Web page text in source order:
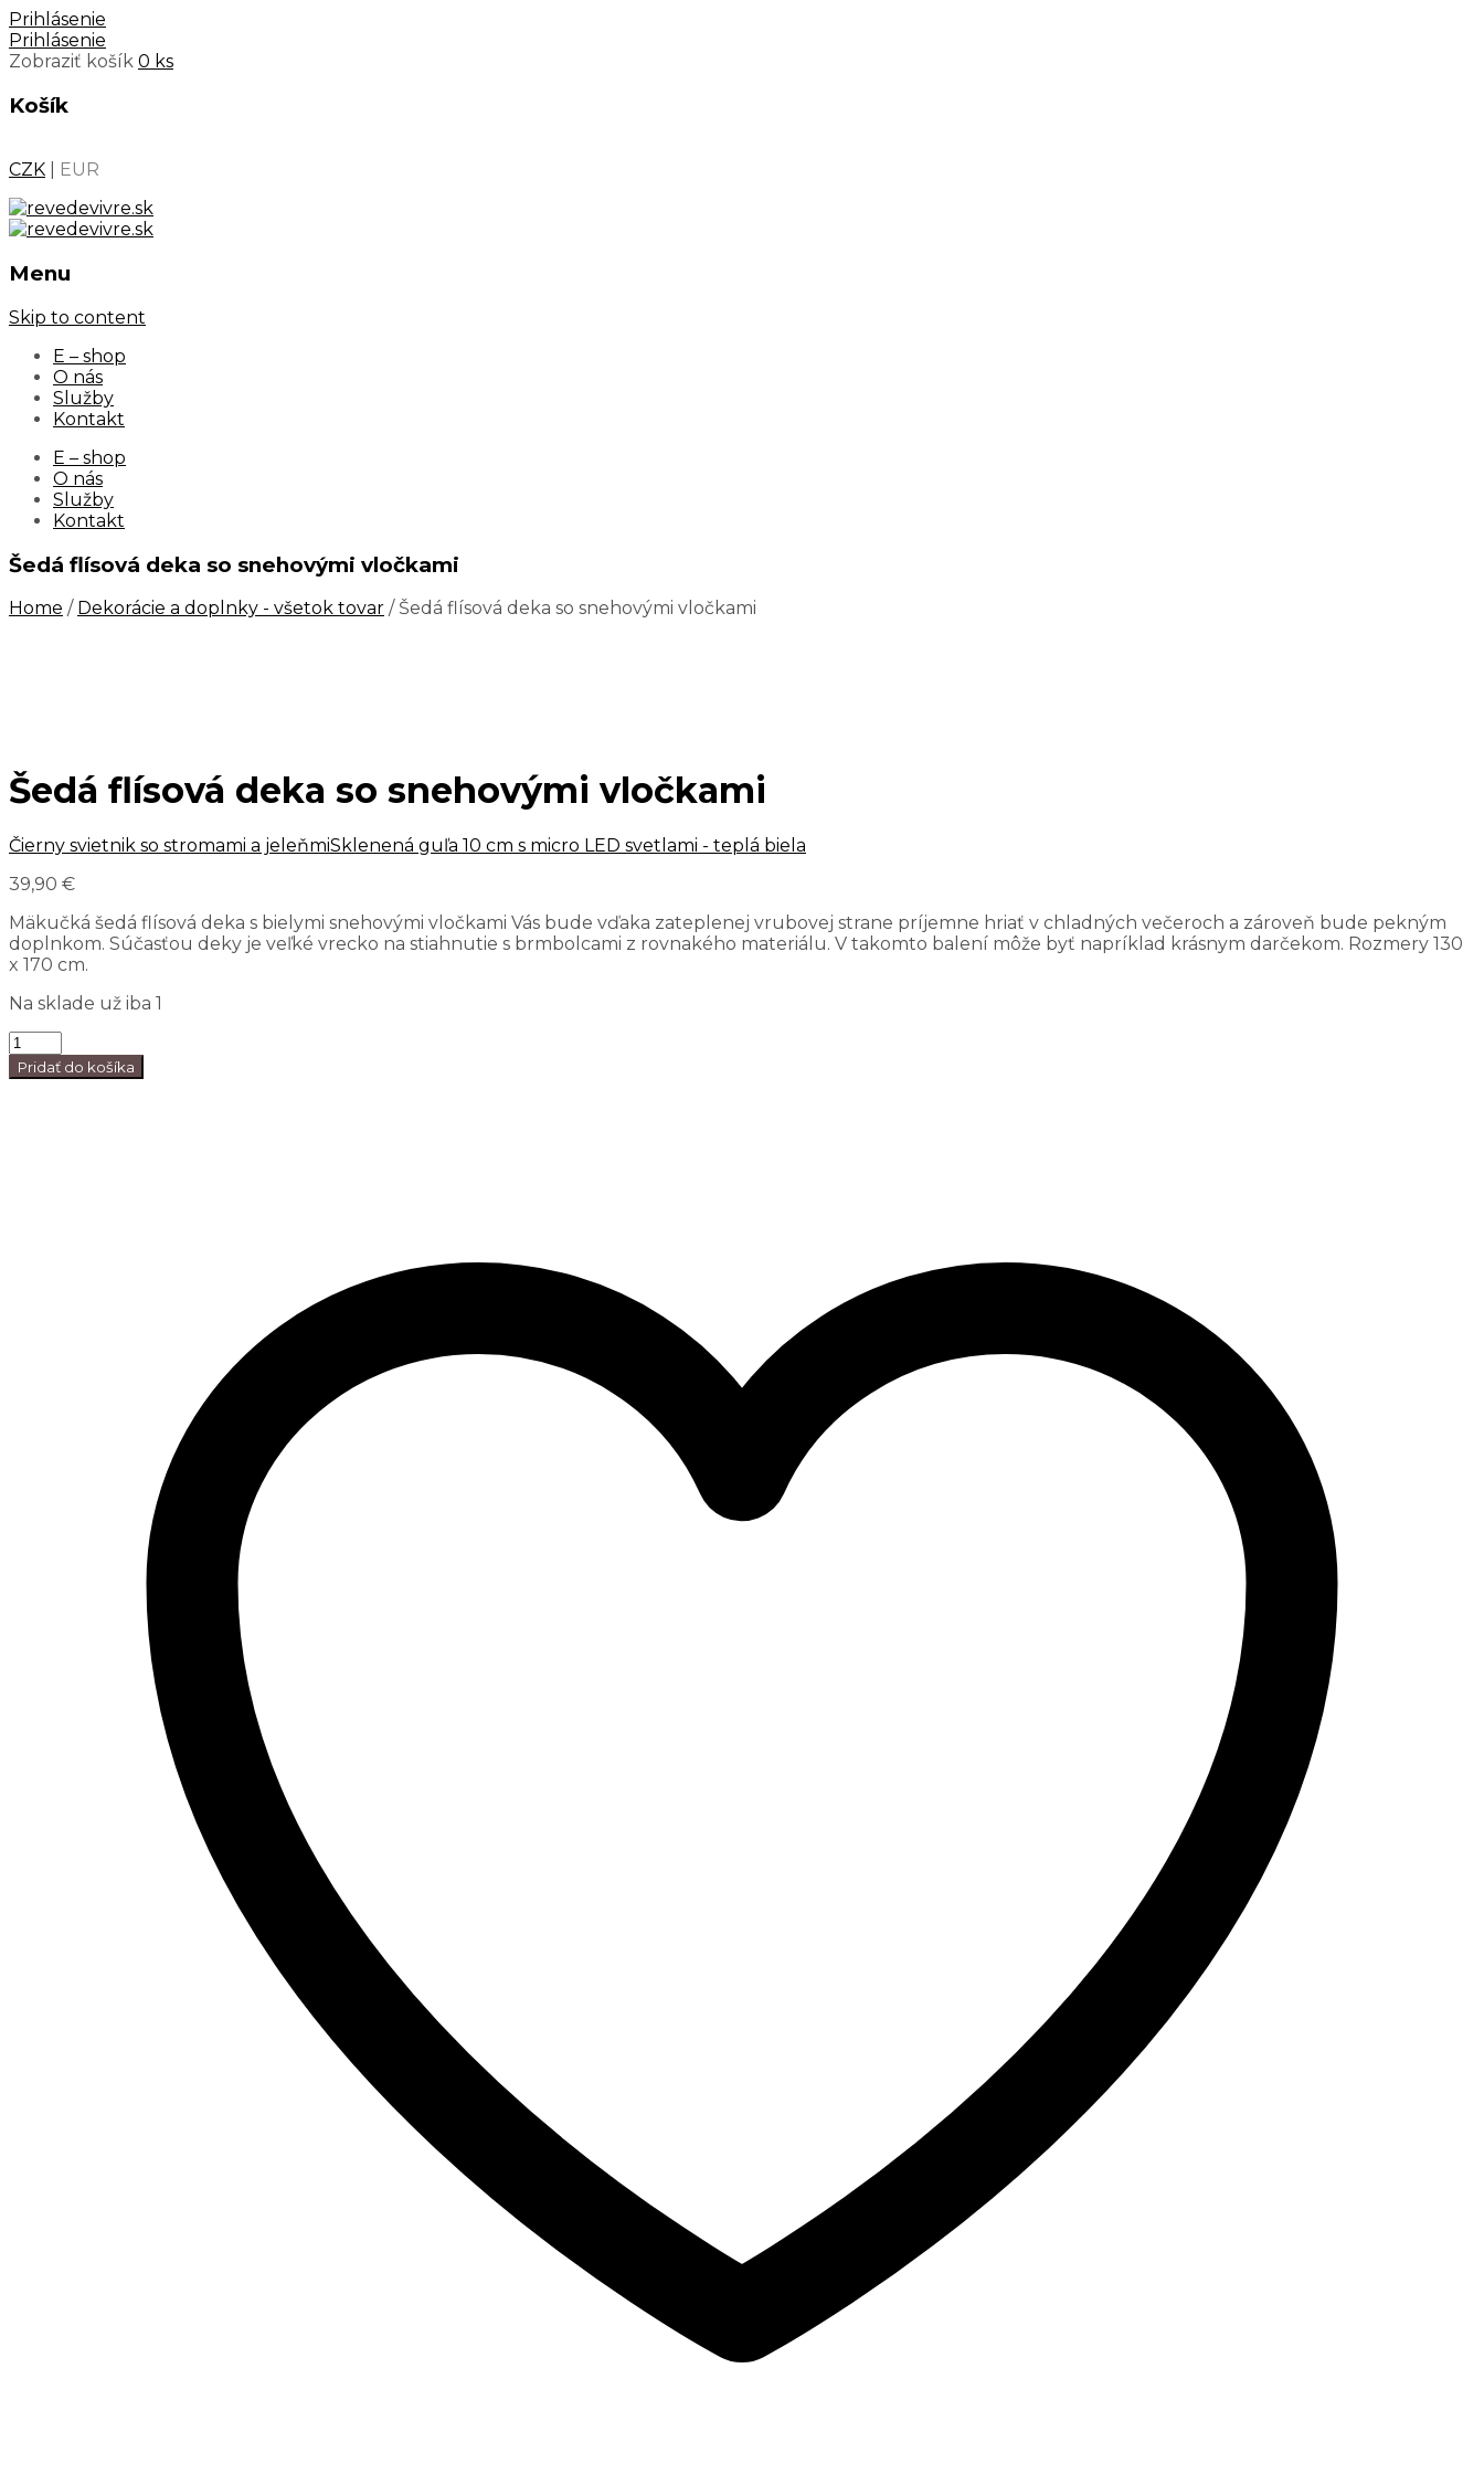
Prihlásenie
Prihlásenie
Zobraziť košík 0 ks
Košík
CZK EUR
Menu
Skip to content
E – shop
O nás
Služby
Kontakt
E – shop
O nás
Služby
Kontakt
Šedá flísová deka so snehovými vločkami
Home / Dekorácie a doplnky - všetok tovar / Šedá flísová deka so snehovými vločkami
Šedá flísová deka so snehovými vločkami
Čierny svietnik so stromami a jeleňmiSklenená guľa 10 cm s micro LED svetlami - teplá biela
39,90 €
Mäkučká šedá flísová deka s bielymi snehovými vločkami Vás bude vďaka zateplenej vrubovej strane príjemne hriať v chladných večeroch a zároveň bude pekným
doplnkom. Súčasťou deky je veľké vrecko na stiahnutie s brmbolcami z rovnakého materiálu. V takomto balení môže byť napríklad krásnym darčekom. Rozmery 130
x 170 cm.
Na sklade už iba 1
Pridať do košíka